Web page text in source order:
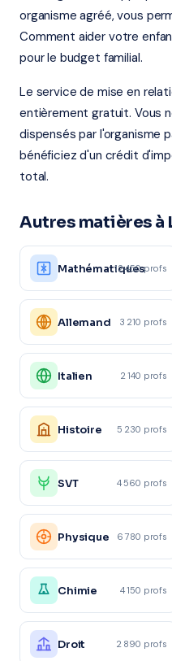
organisme agréé, vous
Comment aider votre
pour le budget familial.
Le service de mise en
entièrement gratuit. Vous
dispensés par l'organisme
bénéficiez d'un crédit
total.
Autres matières
Mathématiques
12 450 profs
Allemand 3 210 profs
Italien 2 140 profs
Histoire 5 230 profs
SVT 4 560 profs
Physique 6 780 profs
Chimie 4 150 profs
Droit 2 890 profs